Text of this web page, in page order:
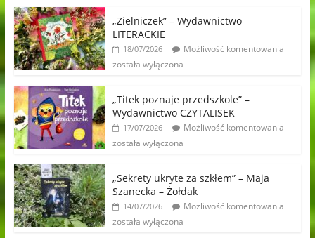
„Zielniczek” – Wydawnictwo
LITERACKIE
18/07/2026
Możliwość komentowania
została wyłączona
„Titek poznaje przedszkole” –
Wydawnictwo CZYTALISEK
17/07/2026
Możliwość komentowania
została wyłączona
„Sekrety ukryte za szkłem” – Maja
Szanecka – Żołdak
14/07/2026
Możliwość komentowania
została wyłączona